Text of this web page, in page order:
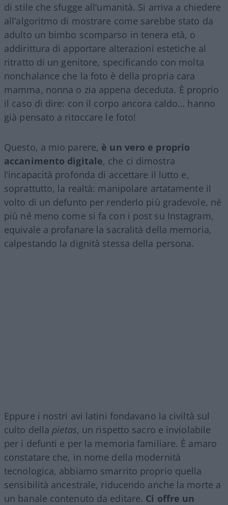
di stile che sfugge all’umanità. Si arriva a chiedere
all’algoritmo di mostrare come sarebbe stato da
adulto un bimbo scomparso in tenera età, o
addirittura di apportare alterazioni estetiche al
ritratto di un genitore, specificando con molta
nonchalance che la foto è della propria cara
mamma, nonna o zia appena deceduta. È proprio
il caso di dire: con il corpo ancora caldo… hanno
già pensato a ritoccare le foto!
Questo, a mio parere, è un vero e proprio
accanimento digitale, che ci dimostra
l’incapacità profonda di accettare il lutto e,
soprattutto, la realtà: manipolare artatamente il
volto di un defunto per renderlo più gradevole, né
più né meno come si fa con i post su Instagram,
equivale a profanare la sacralità della memoria,
calpestando la dignità stessa della persona.
Eppure i nostri avi latini fondavano la civiltà sul
culto della pietas, un rispetto sacro e inviolabile
per i defunti e per la memoria familiare. È amaro
constatare che, in nome della modernità
tecnologica, abbiamo smarrito proprio quella
sensibilità ancestrale, riducendo anche la morte a
un banale contenuto da editare. Ci offre un